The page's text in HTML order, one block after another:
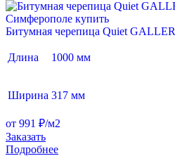
Битумная черепица Quiet
Длина 1000 мм
Ширина 317 мм
от 991 ₽/м2
Заказать
Подробнее